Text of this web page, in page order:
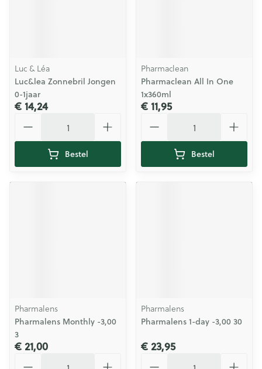
Luc & Léa
Luc&lea Zonnebril Jongen
0-1jaar
€ 14,24
Bestel
Pharmaclean
Pharmaclean All In One
1x360ml
€ 11,95
Bestel
Pharmalens
Pharmalens Monthly -3,00
3
€ 21,00
Pharmalens
Pharmalens 1-day -3,00 30
€ 23,95